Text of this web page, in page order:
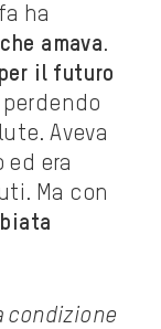
ha
amava.
il futuro
Aveva
ed era
Ma con
condizione